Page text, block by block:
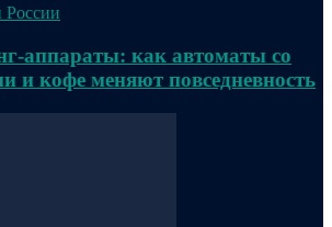
России
аппараты: как автоматы со
и кофе меняют повседневность